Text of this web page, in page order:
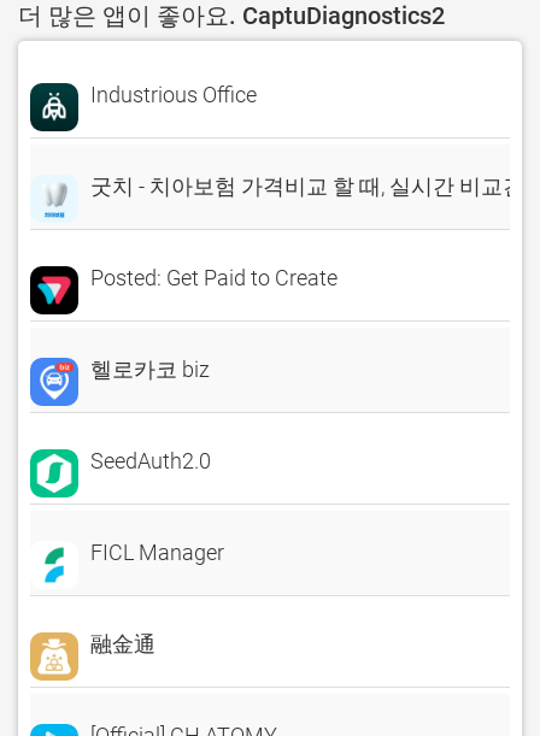
더 많은 앱이 좋아요. CaptuDiagnostics2
Industrious Office
굿치 - 치아보험 가격비교 할 때, 실시간 비교견
Posted: Get Paid to Create
헬로카코 biz
SeedAuth2.0
FICL Manager
融金通